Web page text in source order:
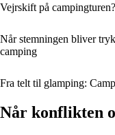
Vejrskift på
Når stemningen bliver
camping
Fra telt til glamping:
Når konflikten